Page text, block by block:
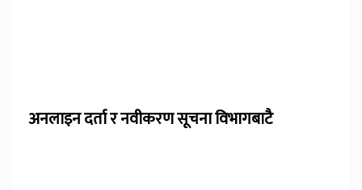
अनलाइन दर्ता र नवीकरण सूचना विभागबाटै